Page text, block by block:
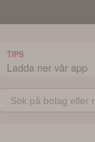
TIPS
Ladda ner vår app